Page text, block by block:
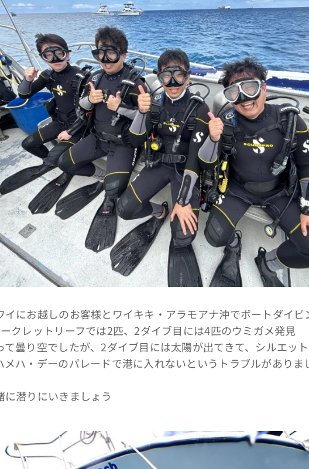
イにお越しのお客様とワイキキ・アラモアナ沖でボートダイビ
クレットリーフでは2匹、2ダイブ目には4匹のウミガメ発見🐢
曇り空でしたが、2ダイブ目には太陽が出てきて、シルエット
メハ・デーのパレードで港に入れないというトラブルがありま
潜りにいきましょう🤙